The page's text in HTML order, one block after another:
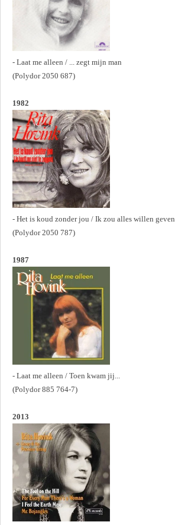
- Laat me alleen / ... zegt mijn man
(Polydor 2050 687)
1982
- Het is koud zonder jou / Ik zou alles willen geven
(Polydor 2050 787)
1987
- Laat me alleen / Toen kwam jij...
(Polydor 885 764-7)
2013